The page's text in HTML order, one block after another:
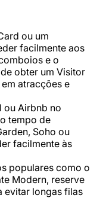
ou um
facilmente aos
e o
obter um Visitor
atracções e
ou Airbnb no
tempo de
Soho ou
facilmente às
populares como o
Modern, reserve
evitar longas filas